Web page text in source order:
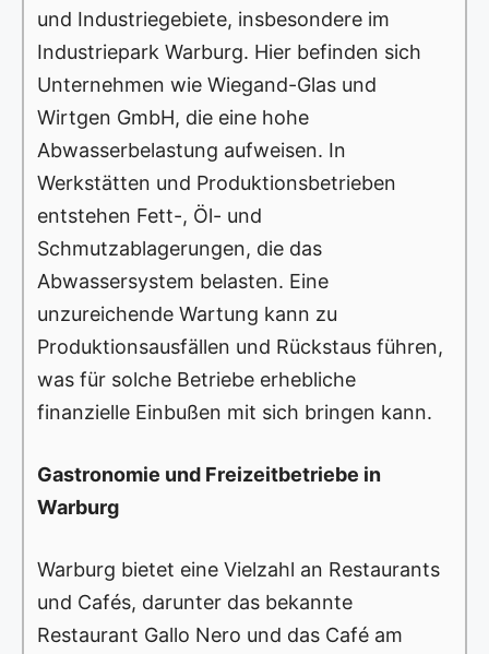
und Industriegebiete, insbesondere im
Industriepark Warburg. Hier befinden sich
Unternehmen wie Wiegand-Glas und
Wirtgen GmbH, die eine hohe
Abwasserbelastung aufweisen. In
Werkstätten und Produktionsbetrieben
entstehen Fett-, Öl- und
Schmutzablagerungen, die das
Abwassersystem belasten. Eine
unzureichende Wartung kann zu
Produktionsausfällen und Rückstaus führen,
was für solche Betriebe erhebliche
finanzielle Einbußen mit sich bringen kann.
Gastronomie und Freizeitbetriebe in
Warburg
Warburg bietet eine Vielzahl an Restaurants
und Cafés, darunter das bekannte
Restaurant Gallo Nero und das Café am